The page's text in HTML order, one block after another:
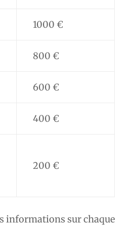
1000 €
800 €
600 €
400 €
200 €
informations sur chaque